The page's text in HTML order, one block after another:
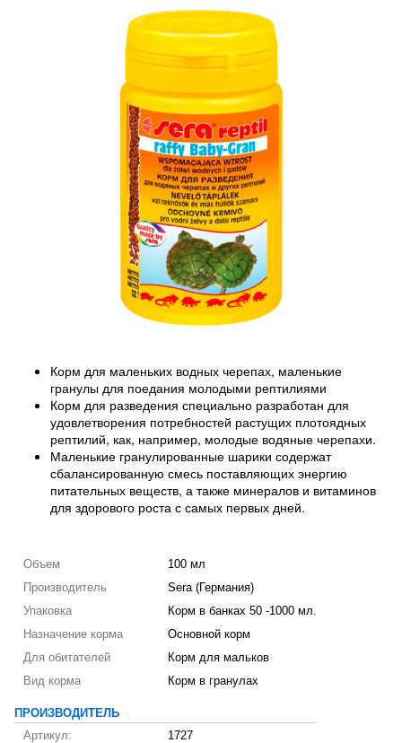
Корм для маленьких водных черепах, маленькие
гранулы для поедания молодыми рептилиями
Корм для разведения специально разработан для
удовлетворения потребностей растущих плотоядных
рептилий, как, например, молодые водяные черепахи.
Маленькие гранулированные шарики содержат
сбалансированную смесь поставляющих энергию
питательных веществ, а также минералов и витаминов
для здорового роста с самых первых дней.
Объем
100 мл
Производитель
Sera (Германия)
Упаковка
Корм в банках 50 -1000 мл.
Назначение корма
Основной корм
Для обитателей
Корм для мальков
Вид корма
Корм в гранулах
ПРОИЗВОДИТЕЛЬ
Артикул:
1727